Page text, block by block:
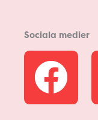
Sociala medier
F
a